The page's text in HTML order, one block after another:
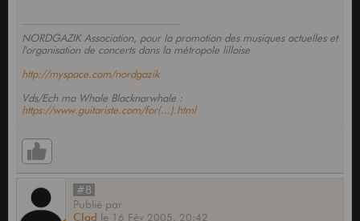
NORDGAZIK Association, pour la promotion des musiques actuelles et
l'organisation de concerts dans la métropole lilloise
http://myspace.com/nordgazik
Vds/Ech ma Whale Blacknarwhale :
https://www.guitariste.com/for(...).html
#8
Publié par
Clad le 16 Fév 2005, 20:42